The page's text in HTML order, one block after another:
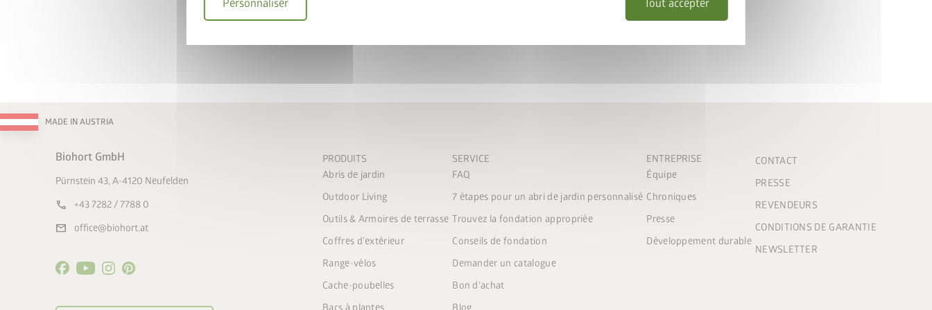
Tout accepter
Personnaliser
MADE IN AUSTRIA
Biohort GmbH
Pürnstein 43, A-4120 Neufelden
call +43 7282 / 7788 0
mail office@biohort.at
PRODUITS
Abris de jardin
Outdoor Living
Outils & Armoires de terrasse
Coffres d'extérieur
Range-vélos
Cache-poubelles
Bacs à plantes
SERVICE
FAQ
7 étapes pour un abri de jardin personnalisé
Trouvez la fondation appropriée
Conseils de fondation
Demander un catalogue
Bon d'achat
Blog
ENTREPRISE
Équipe
Chroniques
Presse
Développement durable
CONTACT
PRESSE
REVENDEURS
CONDITIONS DE GARANTIE
NEWSLETTER
Choisir un abri de jardin